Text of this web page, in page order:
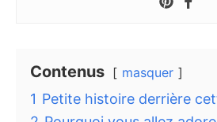
Contenus masquer
1 Petite histoire derrière